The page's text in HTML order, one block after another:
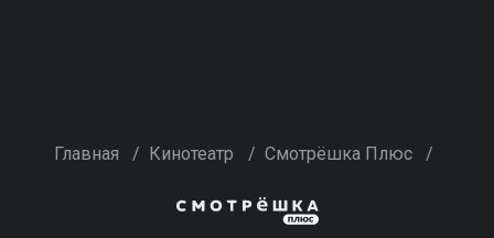
Главная / Кинотеатр / Смотрёшка Плюс /